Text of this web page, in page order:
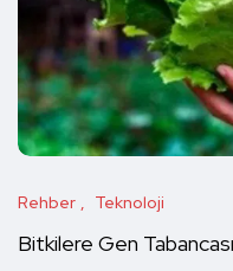
Rehber Teknoloji
Bitkilere Gen